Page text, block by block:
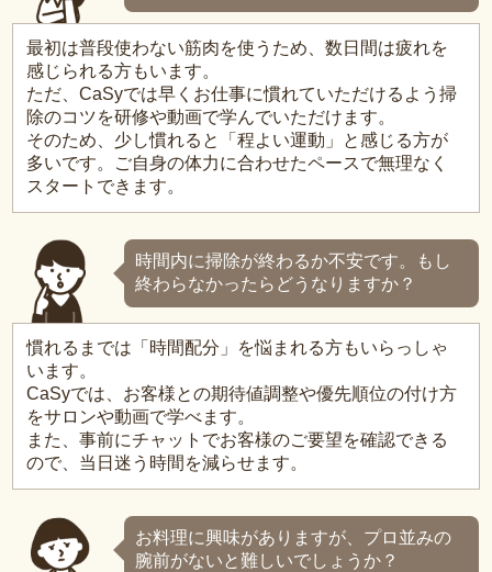
最初は普段使わない筋肉を使うため、数日間は疲れを
感じられる方もいます。
ただ、CaSyでは早くお仕事に慣れていただけるよう掃
除のコツを研修や動画で学んでいただけます。
そのため、少し慣れると「程よい運動」と感じる方が
多いです。ご自身の体力に合わせたペースで無理なく
スタートできます。
時間内に掃除が終わるか不安です。もし
終わらなかったらどうなりますか？
慣れるまでは「時間配分」を悩まれる方もいらっしゃ
います。
CaSyでは、お客様との期待値調整や優先順位の付け方
をサロンや動画で学べます。
また、事前にチャットでお客様のご要望を確認できる
ので、当日迷う時間を減らせます。
お料理に興味がありますが、プロ並みの
腕前がないと難しいでしょうか？